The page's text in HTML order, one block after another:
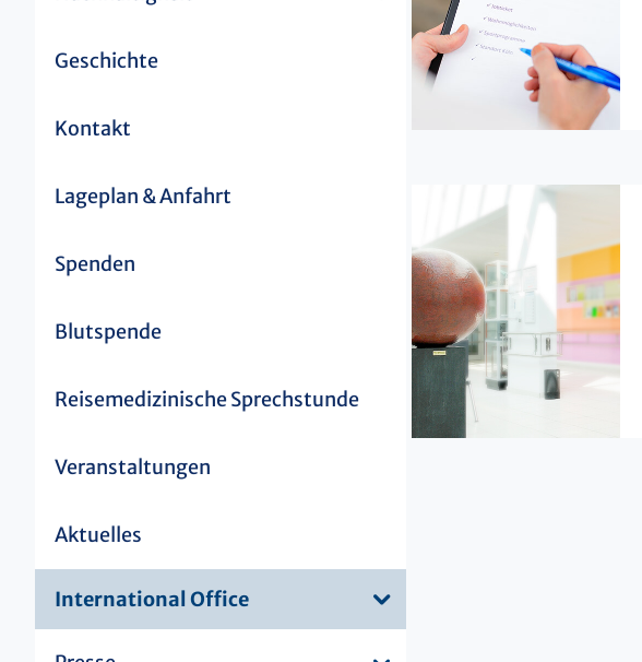
Geschichte
Kontakt
Lageplan & Anfahrt
Spenden
Blutspende
Reisemedizinische Sprechstunde
Veranstaltungen
Aktuelles
International Office